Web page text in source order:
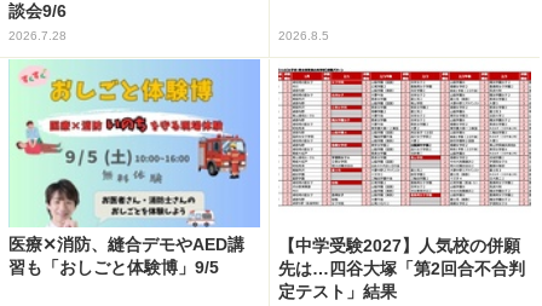
談会9/6
2026.7.28 2026.8.5
医療✕消防、縫合デモやAED講
習も「おしごと体験博」9/5
【中学受験2027】人気校の併願
先は…四谷大塚「第2回合不合判
定テスト」結果